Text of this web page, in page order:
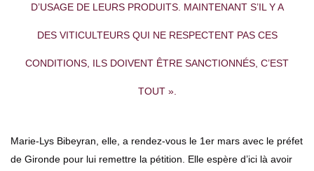
D’USAGE DE LEURS PRODUITS. MAINTENANT S’IL Y A
DES VITICULTEURS QUI NE RESPECTENT PAS CES
CONDITIONS, ILS DOIVENT ÊTRE SANCTIONNÉS, C’EST
TOUT ».
Marie-Lys Bibeyran, elle, a rendez-vous le 1er mars avec le préfet
de Gironde pour lui remettre la pétition. Elle espère d’ici là avoir